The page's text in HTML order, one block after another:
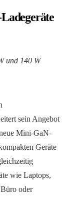
und 140 W
sein Angebot
Mini-GaN-
Geräte
wie Laptops,
oder